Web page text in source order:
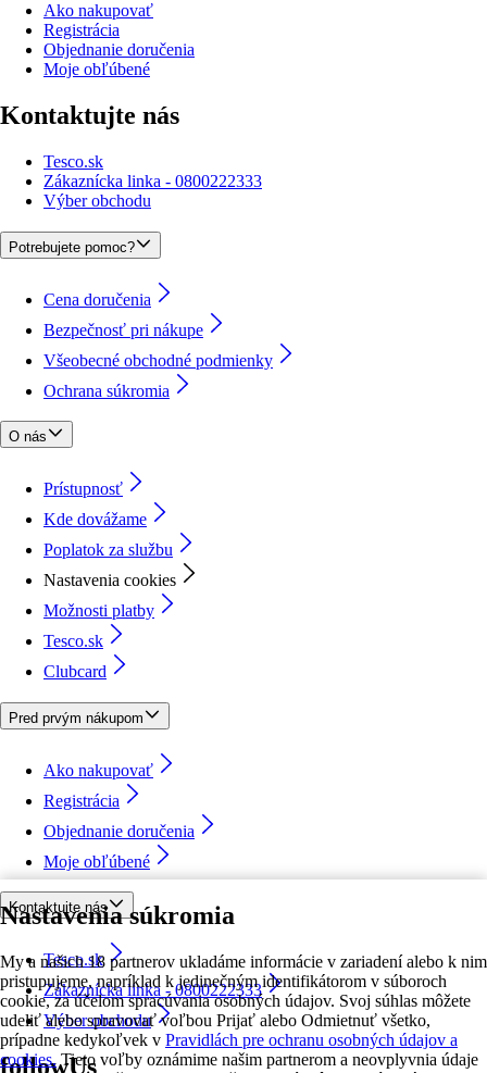
Nastavenia súkromia
My a našich 18 partnerov ukladáme informácie v zariadení alebo k nim
pristupujeme, napríklad k jedinečným identifikátorom v súboroch
cookie, za účelom spracúvania osobných údajov. Svoj súhlas môžete
udeliť alebo spravovať voľbou Prijať alebo Odmietnuť všetko,
prípadne kedykoľvek v Pravidlách pre ochranu osobných údajov a
cookies. Tieto voľby oznámime našim partnerom a neovplyvnia údaje
Ako nakupovať
Registrácia
Objednanie doručenia
Moje obľúbené
Kontaktujte nás
Tesco.sk
Zákaznícka linka - 0800222333
Výber obchodu
Potrebujete pomoc?
Cena doručenia
Bezpečnosť pri nákupe
Všeobecné obchodné podmienky
Ochrana súkromia
O nás
Prístupnosť
Kde dovážame
Poplatok za službu
Nastavenia cookies
Možnosti platby
Tesco.sk
Clubcard
Pred prvým nákupom
Ako nakupovať
Registrácia
Objednanie doručenia
Moje obľúbené
Kontaktujte nás
Tesco.sk
Zákaznícka linka - 0800222333
Výber obchodu
followUs